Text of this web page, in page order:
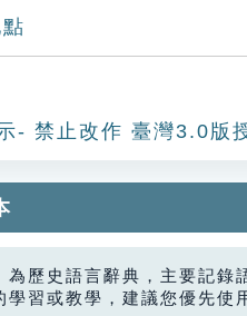
- 禁止改作 臺灣3.0版
為歷史語言辭典，主要記
習或教學，建議您優先使